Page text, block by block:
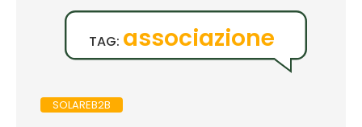
TAG: associazione
SOLAREB2B